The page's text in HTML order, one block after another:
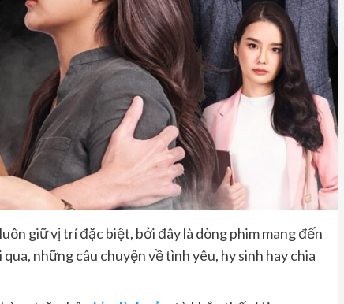
giữ vị trí đặc biệt, bởi đây là dòng phim mang đến
những câu chuyện về tình yêu, hy sinh hay chia